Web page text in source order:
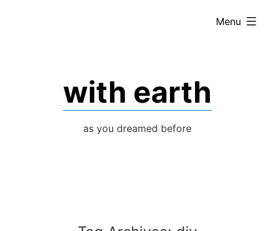
with earth
as you dreamed before
Menu
expanded